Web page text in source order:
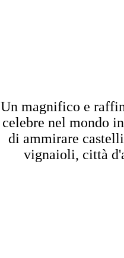
Un magnifico e
celebre nel mondo
di ammirare
vignaioli, città